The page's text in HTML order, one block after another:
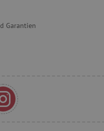
Garantien
zwischen Menschen
eine personalisierte
um zwischen Menschen
ist für die Website von